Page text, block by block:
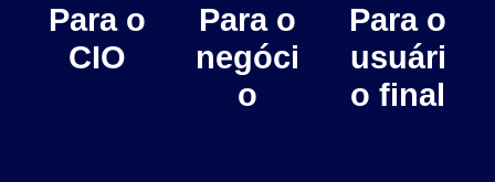
Para o
CIO
Para o
negóci
o
Para o
usuári
o final